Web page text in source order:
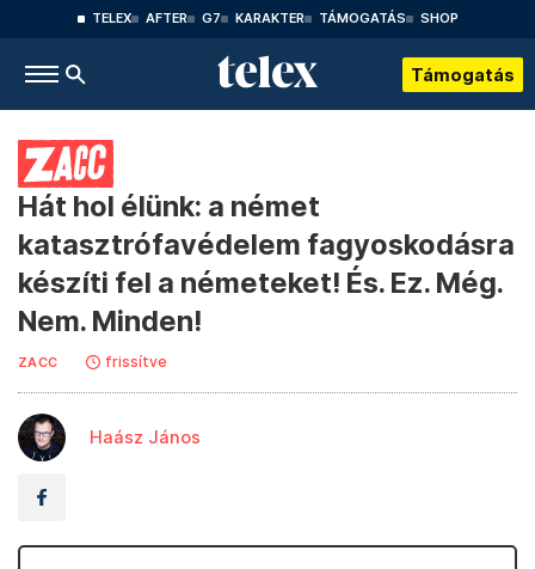
TELEX AFTER G7 KARAKTER TÁMOGATÁS SHOP
Támogatás
Hát hol élünk: a német
katasztrófavédelem fagyoskodásra
készíti fel a németeket! És. Ez. Még.
Nem. Minden!
ZACC frissítve
Haász János